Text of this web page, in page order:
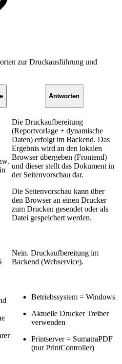
zur Druckausführung und
Antworten
Die Druckaufbereitung
(Reportvorlage + dynamische
Daten) erfolgt im Backend. Das
Ergebnis wird an den lokalen
Browser übergeben (Frontend)
und dieser stellt das Dokument in
der Seitenvorschau dar.
Die Seitenvorschau kann über
den Browser an einen Drucker
zum Drucken gesendet oder als
Datei gespeichert werden.
Nein. Druckaufbereitung im
Backend (Webservice).
Betriebssystem = Windows
Aktuelle Drucker Treiber
verwenden
Printserver = SumatraPDF
(nur PrintController)